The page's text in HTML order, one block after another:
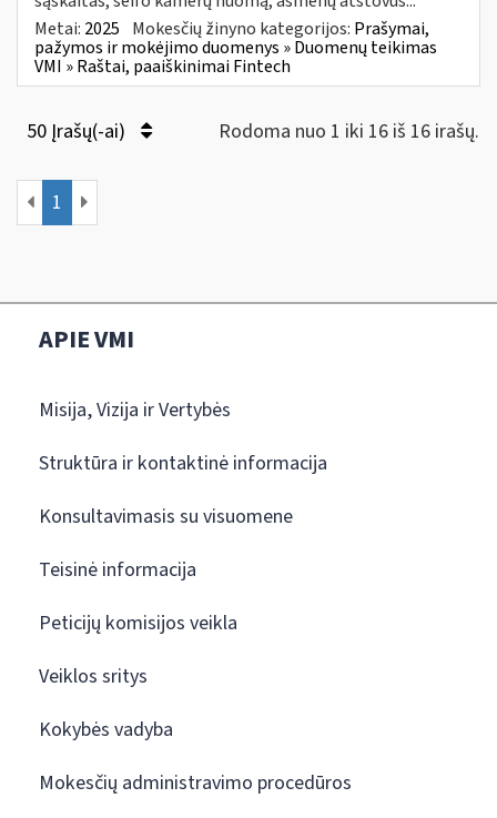
Metai: 2025 Mokesčių žinyno kategorijos: Prašymai,
pažymos ir mokėjimo duomenys » Duomenų teikimas
VMI » Raštai, paaiškinimai Fintech
50 Įrašų(-ai) Rodoma nuo 1 iki 16 iš 16 irašų.
1
APIE VMI
Misija, Vizija ir Vertybės
Struktūra ir kontaktinė informacija
Konsultavimasis su visuomene
Teisinė informacija
Peticijų komisijos veikla
Veiklos sritys
Kokybės vadyba
Mokesčių administravimo procedūros